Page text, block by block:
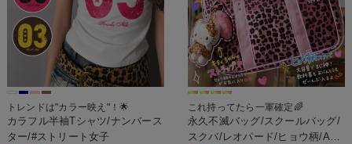
トレンドは"カラー映え"！🌟
カラフル半袖Tシャツ/ナンバース
ター/#ストリート女子
これ持ってたら一軍確定🌈
永久不滅バッグ/スクールバッグ/
スクバ/レオパード/ヒョウ柄/A4